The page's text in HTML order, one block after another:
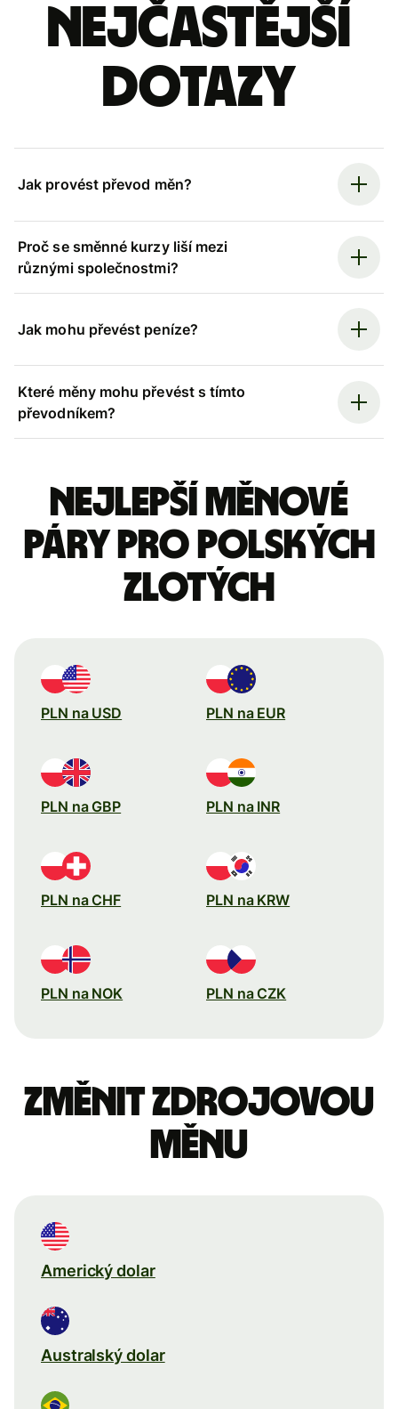
Nejčastější
dotazy
Jak provést převod měn?
Proč se směnné kurzy liší mezi
různými společnostmi?
Jak mohu převést peníze?
Které měny mohu převést s tímto
převodníkem?
Nejlepší měnové
páry pro polských
zlotých
PLN na USD PLN na EUR
PLN na GBP PLN na INR
PLN na CHF PLN na KRW
PLN na NOK PLN na CZK
Změnit zdrojovou
měnu
Americký dolar
Australský dolar